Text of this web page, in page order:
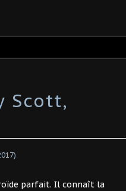
Scott,
parfait. Il connaît la